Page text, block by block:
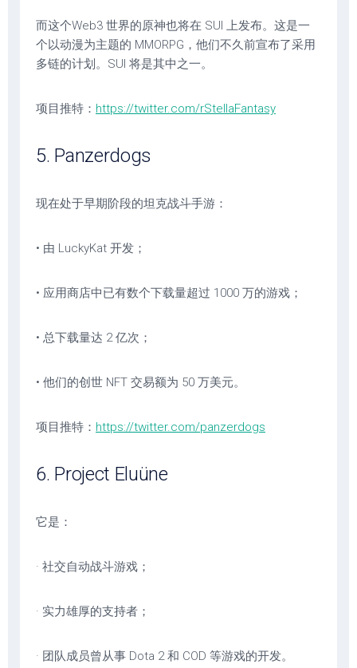
而这个Web3 世界的原神也将在 SUI 上发布。这是一
个以动漫为主题的 MMORPG，他们不久前宣布了采用
多链的计划。SUI 将是其中之一。
项目推特： https://twitter.com/rStellaFantasy
5. Panzerdogs
现在处于早期阶段的坦克战斗手游：
• 由 LuckyKat 开发；
• 应用商店中已有数个下载量超过 1000 万的游戏；
• 总下载量达 2 亿次；
• 他们的创世 NFT 交易额为 50 万美元。
项目推特： https://twitter.com/panzerdogs
6. Project Eluüne
它是：
· 社交自动战斗游戏；
· 实力雄厚的支持者；
· 团队成员曾从事 Dota 2 和 COD 等游戏的开发。